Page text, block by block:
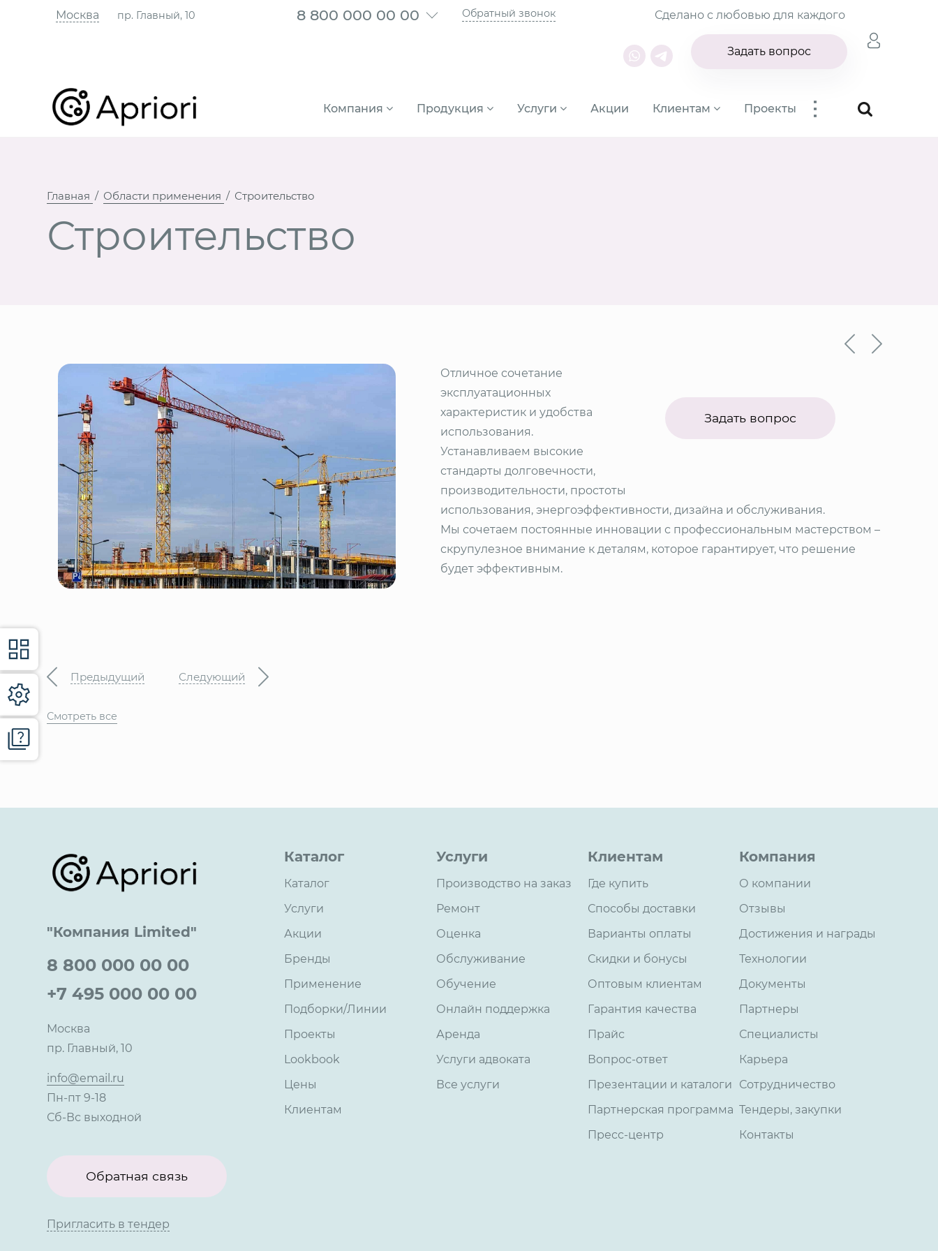
Москва пр. Главный, 10 8 800 000 00 00 Обратный звонок Сделано с любовью для каждого
Задать вопрос
Компания Продукция Услуги Акции Клиентам Проекты ...
Главная Области применения Строительство
Строительство
Задать вопрос
Отличное сочетание
эксплуатационных
характеристик и удобства
использования.
Устанавливаем высокие
стандарты долговечности,
производительности, простоты
использования, энергоэффективности, дизайна и обслуживания.
Мы сочетаем постоянные инновации с профессиональным мастерством –
скрупулезное внимание к деталям, которое гарантирует, что решение
будет эффективным.
Предыдущий Следующий
Смотреть все
"Компания Limited"
8 800 000 00 00
+7 495 000 00 00
Москва
пр. Главный, 10
info@email.ru
Пн-пт 9-18
Сб-Вс выходной
Обратная связь
Пригласить в тендер
Каталог
Каталог
Услуги
Акции
Бренды
Применение
Подборки/Линии
Проекты
Lookbook
Цены
Клиентам
Услуги
Производство на заказ
Ремонт
Оценка
Обслуживание
Обучение
Онлайн поддержка
Аренда
Услуги адвоката
Все услуги
Клиентам
Где купить
Способы доставки
Варианты оплаты
Скидки и бонусы
Оптовым клиентам
Гарантия качества
Прайс
Вопрос-ответ
Презентации и каталоги
Партнерская программа
Пресс-центр
Компания
О компании
Отзывы
Достижения и награды
Технологии
Документы
Партнеры
Специалисты
Карьера
Сотрудничество
Тендеры, закупки
Контакты